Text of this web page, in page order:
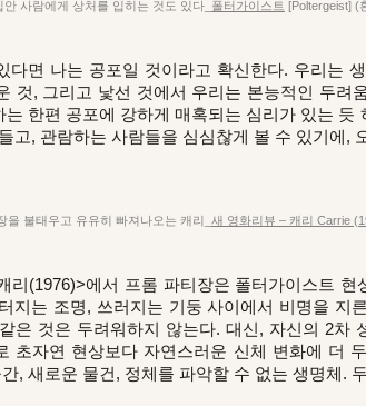
사람에게 상처를 입히는 것도 있다_ 폴터가이스트 [Poltergeist] (
다면 나는 공포일 것이라고 확신한다. 우리는
것, 그리고 낯선 것에서 우리는 본능적인 두려
한편 공포에 강하게 매혹되는 심리가 있는 듯
고, 관람하는 사람들을 심심찮게 볼 수 있기에,
을 불태우고 유유히 빠져나오는 캐리_ 새 영화리뷰 – 캐리 Carrie
리(1976)>에서 프롬 파티장은 폴터가이스트
지는 조명, 쓰러지는 기둥 사이에서 비명을 지
은 것은 두려워하지 않는다. 대신, 자신의 2차
초자연 현상보다 자연스러운 신체 변화에 더
, 새로운 물건, 정체를 파악할 수 없는 생명체.